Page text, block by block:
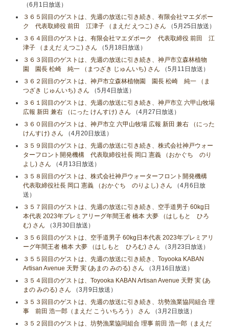
（6月1日放送）
３６５回目のゲストは、先週の放送に引き続き、有限会社マエダポー
ク 代表取締役 前田 江津子 （まえだ えつこ) さん （5月25日放送）
３６４回目のゲストは、有限会社マエダポーク 代表取締役 前田 江
津子 （まえだ えつこ) さん （5月18日放送）
３６３回目のゲストは、先週の放送に引き続き、神戸市立森林植物
園 園長 松崎 純一 （まつざき じゅんいち) さん （5月11日放送）
３６２回目のゲストは、神戸市立森林植物園 園長 松崎 純一 （ま
つざき じゅんいち) さん （5月4日放送）
３６１回目のゲストは、先週の放送に引き続き、神戸市立 六甲山牧場
広報 新田 兼右 （にった けんすけ) さん （4月27日放送）
３６０回目のゲストは、神戸市立 六甲山牧場 広報 新田 兼右 （にった
けんすけ) さん （4月20日放送）
３５９回目のゲストは、先週の放送に引き続き、株式会社神戸ウォー
ターフロント開発機構 代表取締役社長 岡口 憲義 （おかぐち のり
よし) さん （4月13日放送）
３５８回目のゲストは、株式会社神戸ウォーターフロント開発機構
代表取締役社長 岡口 憲義 （おかぐち のりよし) さん （4月6日放
送）
３５７回目のゲストは、先週の放送に引き続き、空手道男子 60kg日
本代表 2023年プレミアリーグ年間王者 橋本 大夢 （はしもと ひろ
む) さん （3月30日放送）
３５６回目のゲストは、空手道男子 60kg日本代表 2023年プレミアリ
ーグ年間王者 橋本 大夢 （はしもと ひろむ) さん （3月23日放送）
３５５回目のゲストは、先週の放送に引き続き、Toyooka KABAN
Artisan Avenue 天野 実 (あまの みのる) さん （3月16日放送）
３５４回目のゲストは、Toyooka KABAN Artisan Avenue 天野 実 (あ
まの みのる) さん （3月9日放送）
３５３回目のゲストは、先週の放送に引き続き、坊勢漁業協同組合 理
事 前田 浩一郎（まえだ こういちろう） さん （3月2日放送）
３５２回目のゲストは、坊勢漁業協同組合 理事 前田 浩一郎（まえだ